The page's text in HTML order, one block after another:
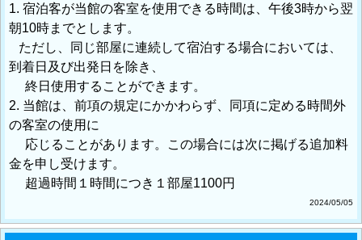
1. 宿泊客が当館の客室を使用できる時間は、午後3時から翌
朝10時までとします。
ただし、同じ部屋に連続して宿泊する場合においては、
到着日及び出発日を除き、
終日使用することができます。
2. 当館は、前項の規定にかかわらず、同項に定める時間外
の客室の使用に
応じることがあります。この場合には次に掲げる追加料
金を申し受けます。
超過時間１時間につき１部屋1100円
2024/05/05